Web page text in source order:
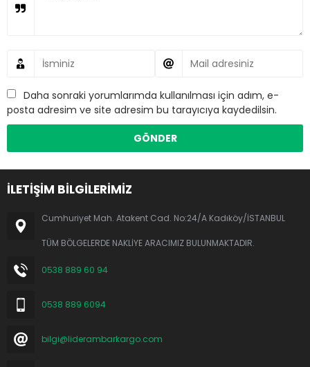
Daha sonraki yorumlarımda kullanılması için adım, e-
posta adresim ve site adresim bu tarayıcıya kaydedilsin.
İLETİŞİM BİLGİLERİMİZ
Cumhuriyet Mah. Atakent Cad. No:24/A Kadıköy/İSTANBUL
TÜM BÖLGELERDE NAKLİYE ARACIMIZ BULUNMAKTADIR.
0538 889 60 94
0538 889 6094
bilgi@liderambarkargo.com